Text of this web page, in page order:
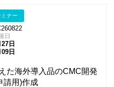
ミナー
日
日
日
た海外導入品のCMC開発
請用)作成